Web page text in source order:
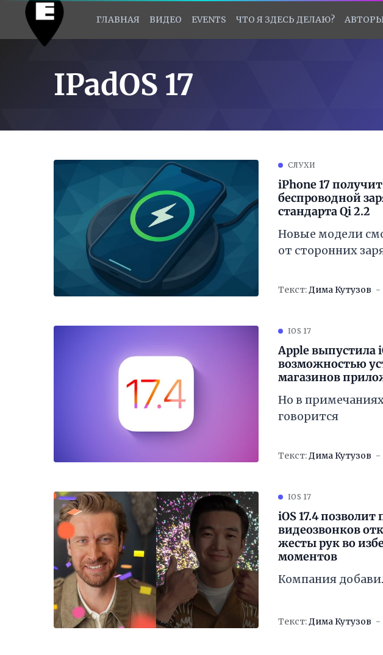
ГЛАВНАЯ ВИДЕО EVENTS ЧТО Я ЗДЕСЬ ДЕЛАЮ?
IPadOS 17
СЛУХИ
iPhone 17
беспроводной
стандарта Qi 2.2
Новые модели
от сторонних
Текст:Дима Кутузов
IOS 17
Apple выпустила
возможностью
магазинов
Но в
говорится
Текст:Дима Кутузов
IOS 17
iOS 17.4
видеозвонков
жесты рук во
моментов
Компания
Текст:Дима Кутузов